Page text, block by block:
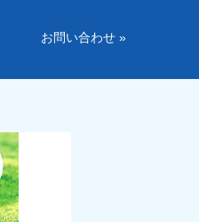
お問い合わせ »